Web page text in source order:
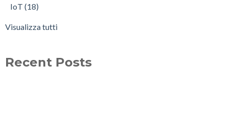
IoT (18)
Visualizza tutti
Recent Posts